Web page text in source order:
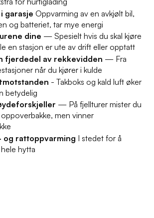
garasje Oppvarming av en avkjølt bil,
og batteriet, tar mye energi
dine — Spesielt hvis du skal kjøre
en stasjon er ute av drift eller opptatt
fjerdedel av rekkevidden — Fra
når du kjører i kulde
- Takboks og kald luft øker
betydelig
— På fjellturer mister du
men vinner
og rattoppvarming I stedet for å
hytta